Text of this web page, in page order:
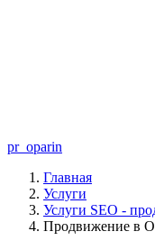
pr_oparin
Главная
Услуги
Услуги SEO -
Продвижение в